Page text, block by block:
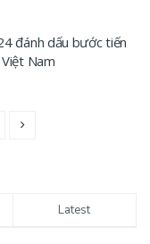
đánh dấu bước tiến
Nam
Latest